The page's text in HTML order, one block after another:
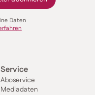
Daten
Service
Aboservice
Mediadaten